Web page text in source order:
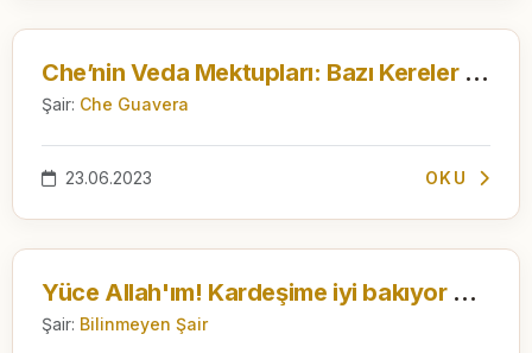
Che’nin Veda Mektupları: Bazı Kereler Beni Anlayamadığınızı Sanıyorum
Şair: Che Guavera
23.06.2023 OKU
Yüce Allah'ım! Kardeşime iyi bakıyor musun?
Şair: Bilinmeyen Şair